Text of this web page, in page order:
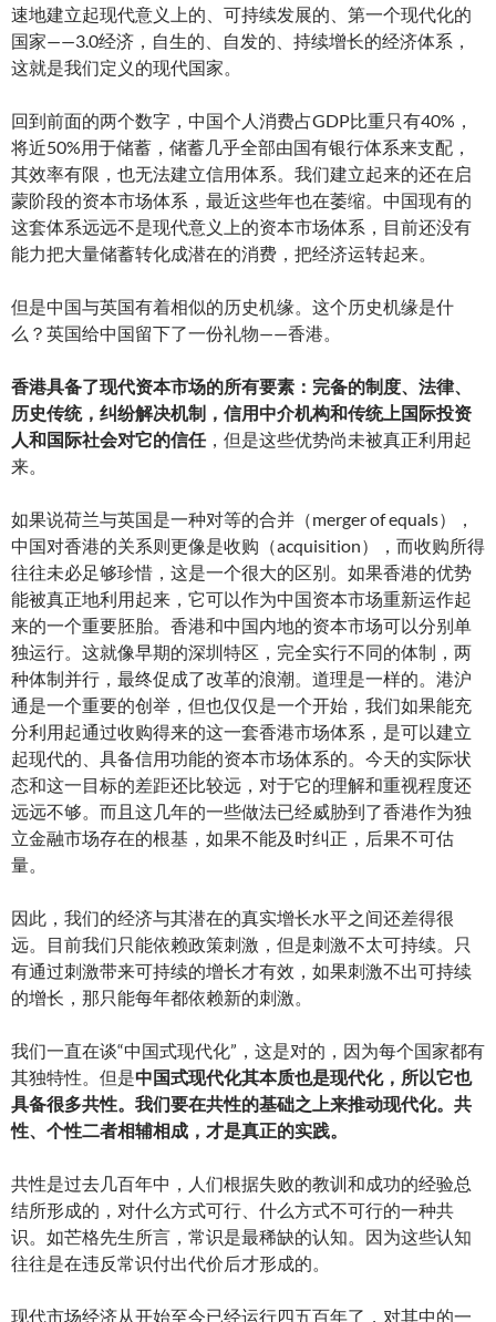
速地建立起现代意义上的、可持续发展的、第一个现代化的
国家——3.0经济，自生的、自发的、持续增长的经济体系，
这就是我们定义的现代国家。
回到前面的两个数字，中国个人消费占GDP比重只有40%，
将近50%用于储蓄，储蓄几乎全部由国有银行体系来支配，
其效率有限，也无法建立信用体系。我们建立起来的还在启
蒙阶段的资本市场体系，最近这些年也在萎缩。中国现有的
这套体系远远不是现代意义上的资本市场体系，目前还没有
能力把大量储蓄转化成潜在的消费，把经济运转起来。
但是中国与英国有着相似的历史机缘。这个历史机缘是什
么？英国给中国留下了一份礼物——香港。
香港具备了现代资本市场的所有要素：完备的制度、法律、
历史传统，纠纷解决机制，信用中介机构和传统上国际投资
人和国际社会对它的信任，但是这些优势尚未被真正利用起
来。
如果说荷兰与英国是一种对等的合并（merger of equals），
中国对香港的关系则更像是收购（acquisition），而收购所得
往往未必足够珍惜，这是一个很大的区别。如果香港的优势
能被真正地利用起来，它可以作为中国资本市场重新运作起
来的一个重要胚胎。香港和中国内地的资本市场可以分别单
独运行。这就像早期的深圳特区，完全实行不同的体制，两
种体制并行，最终促成了改革的浪潮。道理是一样的。港沪
通是一个重要的创举，但也仅仅是一个开始，我们如果能充
分利用起通过收购得来的这一套香港市场体系，是可以建立
起现代的、具备信用功能的资本市场体系的。今天的实际状
态和这一目标的差距还比较远，对于它的理解和重视程度还
远远不够。而且这几年的一些做法已经威胁到了香港作为独
立金融市场存在的根基，如果不能及时纠正，后果不可估
量。
因此，我们的经济与其潜在的真实增长水平之间还差得很
远。目前我们只能依赖政策刺激，但是刺激不太可持续。只
有通过刺激带来可持续的增长才有效，如果刺激不出可持续
的增长，那只能每年都依赖新的刺激。
我们一直在谈“中国式现代化”，这是对的，因为每个国家都有
其独特性。但是中国式现代化其本质也是现代化，所以它也
具备很多共性。我们要在共性的基础之上来推动现代化。共
性、个性二者相辅相成，才是真正的实践。
共性是过去几百年中，人们根据失败的教训和成功的经验总
结所形成的，对什么方式可行、什么方式不可行的一种共
识。如芒格先生所言，常识是最稀缺的认知。因为这些认知
往往是在违反常识付出代价后才形成的。
现代市场经济从开始至今已经运行四五百年了，对其中的一